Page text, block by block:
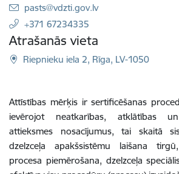
E-pasts:
pasts@vdzti.gov.lv
+371 67234335
Atrašanās vieta
Riepnieku iela 2, Rīga, LV-1050
Attīstības mērķis ir sertificēšanas
ievērojot neatkarības, atklātības un
attieksmes nosacījumus, tai skaitā
dzelzceļa apakšsistēmu laišana
procesa piemērošana, dzelzceļa